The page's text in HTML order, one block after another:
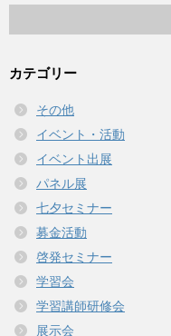
カテゴリー
その他
イベント・活動
イベント出展
パネル展
七夕セミナー
募金活動
啓発セミナー
学習会
学習講師研修会
展示会